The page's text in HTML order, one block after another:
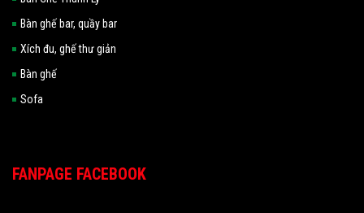
Bàn ghế bar, quầy bar
Xích đu, ghế thư giản
Bàn ghế
Sofa
FANPAGE FACEBOOK